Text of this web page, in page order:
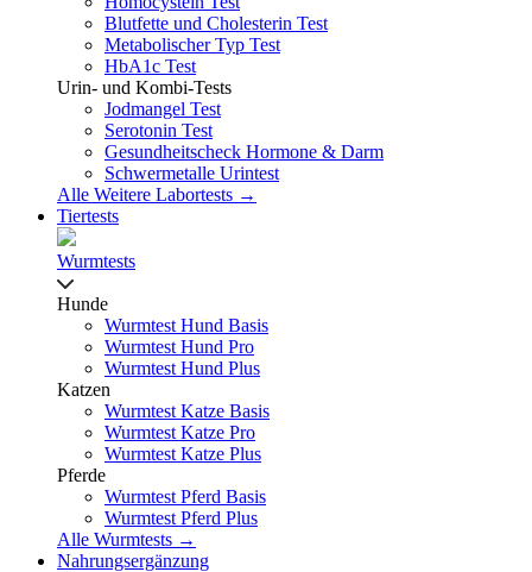
Blutfette und Cholesterin Test
Metabolischer Typ Test
HbA1c Test
Urin- und Kombi-Tests
Jodmangel Test
Serotonin Test
Gesundheitscheck Hormone & Darm
Schwermetalle Urintest
Alle Weitere Labortests →
Tiertests
Wurmtests
Hunde
Wurmtest Hund Basis
Wurmtest Hund Pro
Wurmtest Hund Plus
Katzen
Wurmtest Katze Basis
Wurmtest Katze Pro
Wurmtest Katze Plus
Pferde
Wurmtest Pferd Basis
Wurmtest Pferd Plus
Alle Wurmtests →
Nahrungsergänzung